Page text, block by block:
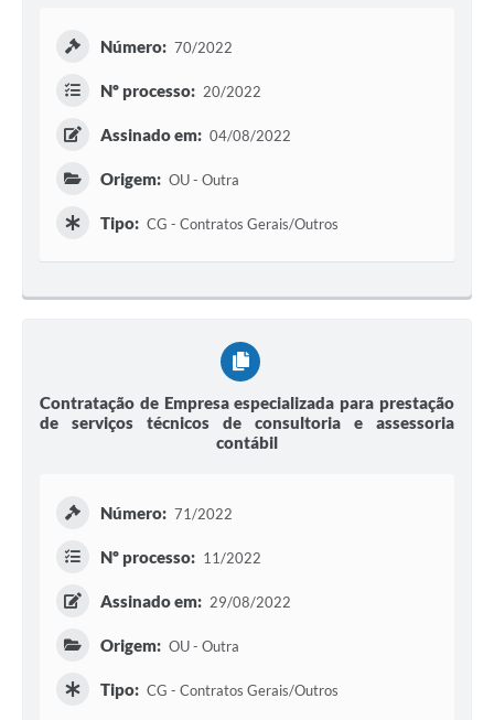
Número: 70/2022
Nº processo: 20/2022
Assinado em: 04/08/2022
Origem: OU - Outra
Tipo: CG - Contratos Gerais/Outros
Contratação de Empresa especializada para prestação
de serviços técnicos de consultoria e assessoria
contábil
Número: 71/2022
Nº processo: 11/2022
Assinado em: 29/08/2022
Origem: OU - Outra
Tipo: CG - Contratos Gerais/Outros